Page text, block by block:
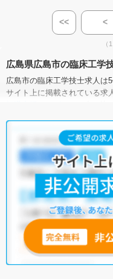
<< <
（
広島県広島市の臨床工学
広島市の臨床工学技士求人は
サイト上に掲載されている求
にお申し込
広島市の臨床工学技士求人で
積極採用中・残業少なめ
員)・病院・クリニック
他の条件でも人気の求人がご
いただくか、お気軽にお問い
全国の臨床工学技士求人から
無料転職支援サービス
にお
グした上で求人をご提案いた
ご希望条件がまだ定まってい